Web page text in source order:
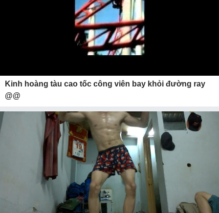
Kinh hoàng tàu cao tốc công viên bay khỏi đường ray
@@